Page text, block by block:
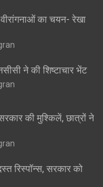
का चयन- रेखा
ने की शिष्टाचार भेंट
की मुश्किलें, छात्रों ने
रिस्पॉन्स, सरकार को